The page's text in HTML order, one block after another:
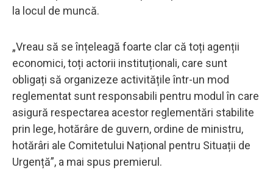
la locul de muncă.
„Vreau să se înțeleagă foarte clar că toți agenții
economici, toți actorii instituționali, care sunt
obligați să organizeze activitățile într-un mod
reglementat sunt responsabili pentru modul în care
asigură respectarea acestor reglementări stabilite
prin lege, hotărâre de guvern, ordine de ministru,
hotărâri ale Comitetului Național pentru Situații de
Urgență”, a mai spus premierul.